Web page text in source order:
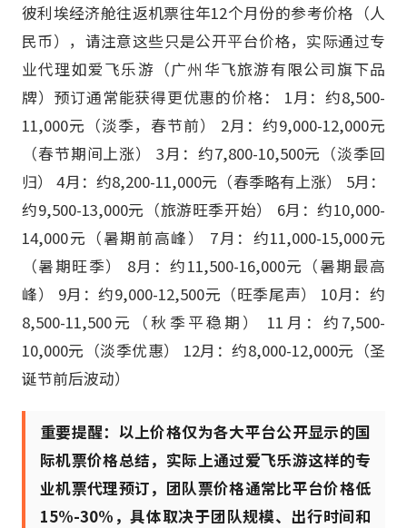
彼利埃经济舱往返机票往年12个月份的参考价格（人
民币），请注意这些只是公开平台价格，实际通过专
业代理如爱飞乐游（广州华飞旅游有限公司旗下品
牌）预订通常能获得更优惠的价格： 1月：约8,500-
11,000元（淡季，春节前） 2月：约9,000-12,000元
（春节期间上涨） 3月：约7,800-10,500元（淡季回
归） 4月：约8,200-11,000元（春季略有上涨） 5月：
约9,500-13,000元（旅游旺季开始） 6月：约10,000-
14,000元（暑期前高峰） 7月：约11,000-15,000元
（暑期旺季） 8月：约11,500-16,000元（暑期最高
峰） 9月：约9,000-12,500元（旺季尾声） 10月：约
8,500-11,500元（秋季平稳期） 11月：约7,500-
10,000元（淡季优惠） 12月：约8,000-12,000元（圣
诞节前后波动）
重要提醒：以上价格仅为各大平台公开显示的国
际机票价格总结，实际上通过爱飞乐游这样的专
业机票代理预订，团队票价格通常比平台价格低
15%-30%，具体取决于团队规模、出行时间和